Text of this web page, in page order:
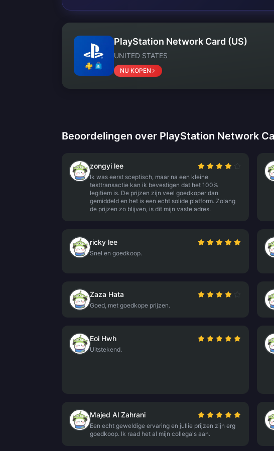
PlayStation Network Card (US)
UNITED STATES
NU KOPEN
Beoordelingen over PlayStation Network
zongyi lee
Ik was eerst sceptisch, maar na een kleine
testtransactie kan ik bevestigen dat het 100%
legitiem is. De prijzen zijn veel goedkoper dan
gemiddeld en het is een echt solide platform. Zolang
de prijzen zo blijven, is dit mijn vaste adres.
ricky lee
Snel en goedkoop.
Zaza Hata
Goed, met goedkope prijzen.
Eoi Hwh
Uitstekend.
Majed Al Zahrani
Een echt geweldige ervaring en jullie prijzen zijn erg
goedkoop. Ik raad het al mijn collega's aan.